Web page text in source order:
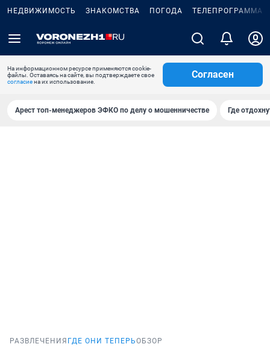
НЕДВИЖИМОСТЬ ЗНАКОМСТВА ПОГОДА ТЕЛЕПРОГРАММА
На информационном ресурсе применяются cookie-
файлы. Оставаясь на сайте, вы подтверждаете свое
согласиена их использование.
Согласен
Арест топ-менеджеров ЭФКО по делу о мошенничестве Где
РАЗВЛЕЧЕНИЯ ГДЕ ОНИ ТЕПЕРЬОБЗОР